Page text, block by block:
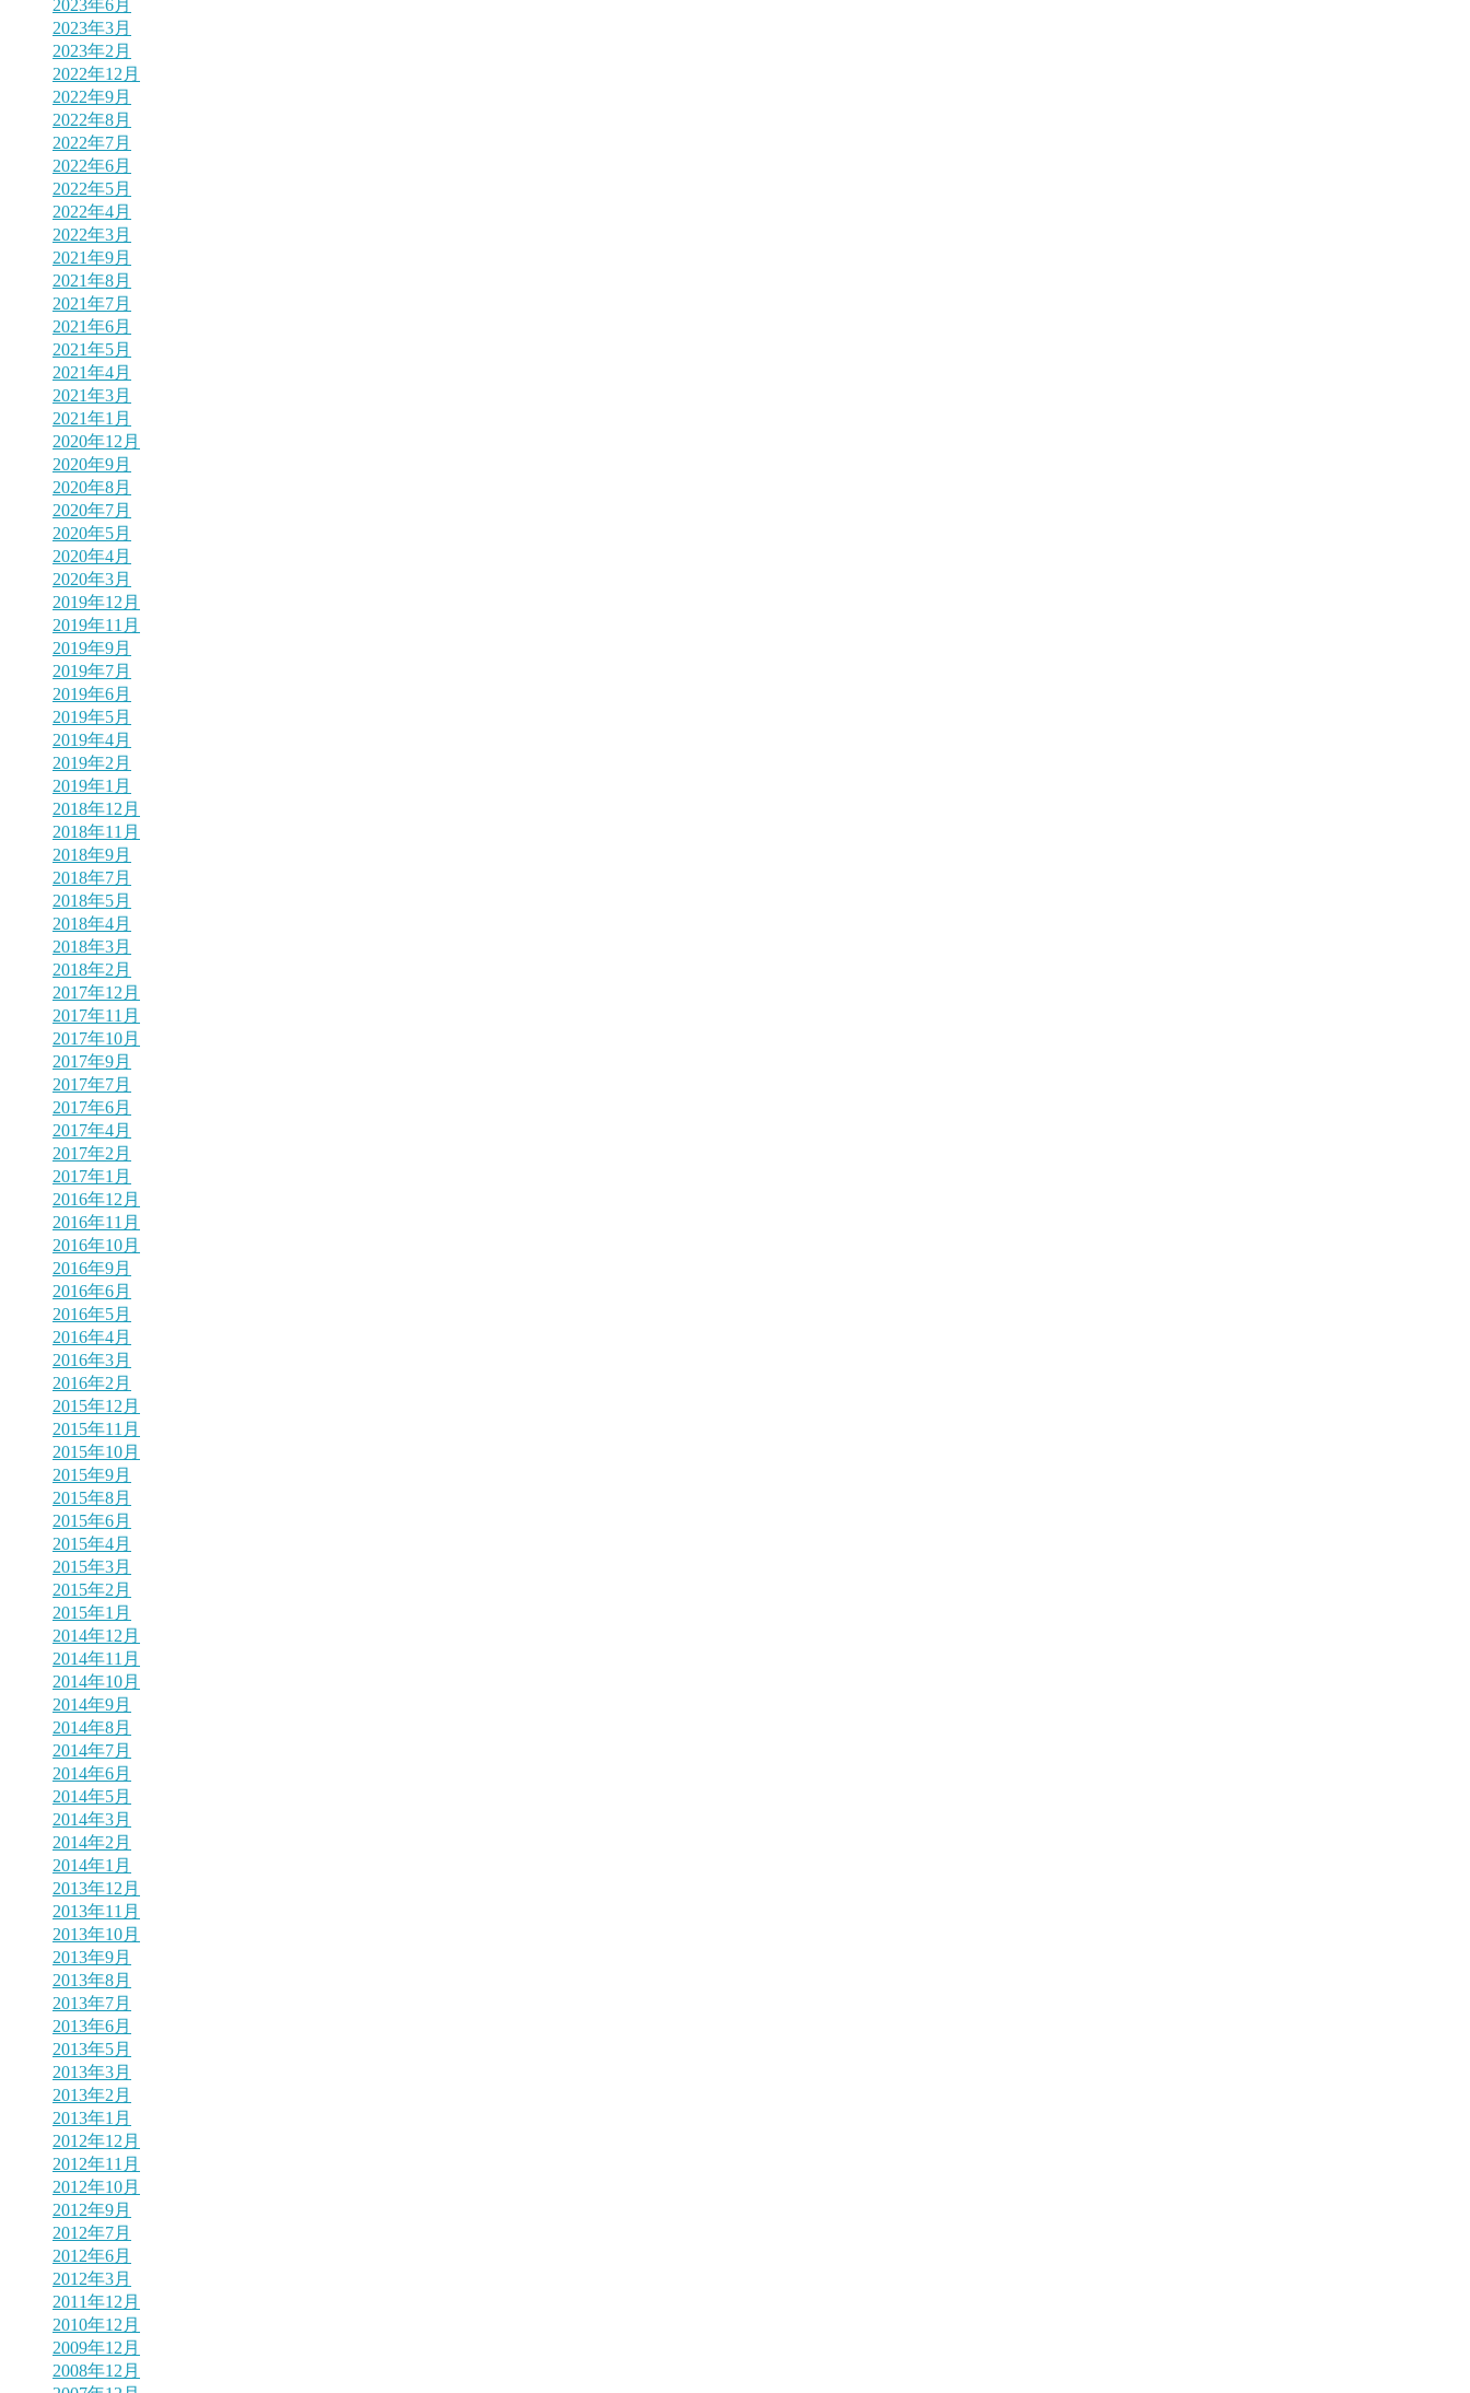
2023年6月
2023年3月
2023年2月
2022年12月
2022年9月
2022年8月
2022年7月
2022年6月
2022年5月
2022年4月
2022年3月
2021年9月
2021年8月
2021年7月
2021年6月
2021年5月
2021年4月
2021年3月
2021年1月
2020年12月
2020年9月
2020年8月
2020年7月
2020年5月
2020年4月
2020年3月
2019年12月
2019年11月
2019年9月
2019年7月
2019年6月
2019年5月
2019年4月
2019年2月
2019年1月
2018年12月
2018年11月
2018年9月
2018年7月
2018年5月
2018年4月
2018年3月
2018年2月
2017年12月
2017年11月
2017年10月
2017年9月
2017年7月
2017年6月
2017年4月
2017年2月
2017年1月
2016年12月
2016年11月
2016年10月
2016年9月
2016年6月
2016年5月
2016年4月
2016年3月
2016年2月
2015年12月
2015年11月
2015年10月
2015年9月
2015年8月
2015年6月
2015年4月
2015年3月
2015年2月
2015年1月
2014年12月
2014年11月
2014年10月
2014年9月
2014年8月
2014年7月
2014年6月
2014年5月
2014年3月
2014年2月
2014年1月
2013年12月
2013年11月
2013年10月
2013年9月
2013年8月
2013年7月
2013年6月
2013年5月
2013年3月
2013年2月
2013年1月
2012年12月
2012年11月
2012年10月
2012年9月
2012年7月
2012年6月
2012年3月
2011年12月
2010年12月
2009年12月
2008年12月